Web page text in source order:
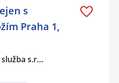
s
Praha 1,
s.r…